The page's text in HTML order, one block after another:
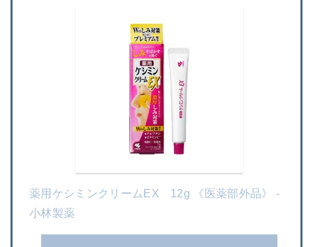
薬用ケシミンクリームEX 12g 《医薬部外品》 -
小林製薬